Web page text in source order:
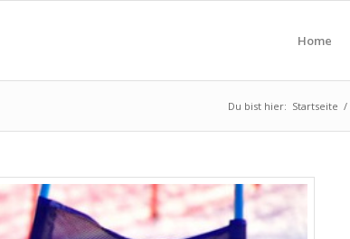
Home
Du bist hier: Startseite /